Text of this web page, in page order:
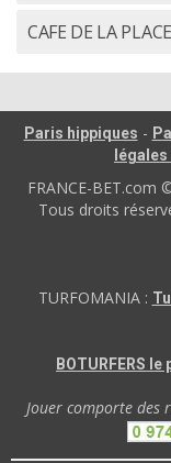
CAFE DE LA PLACE
Paris hippiques -
FRANCE-BET.com
Tous droits
TURFOMANIA :
BOTURFERS
Jouer comporte des